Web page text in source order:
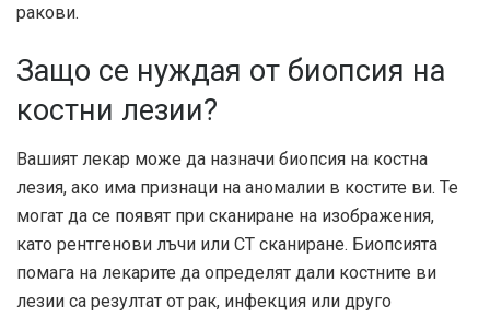
ракови.
Защо се нуждая от биопсия на
костни лезии?
Вашият лекар може да назначи биопсия на костна
лезия, ако има признаци на аномалии в костите ви. Те
могат да се появят при сканиране на изображения,
като рентгенови лъчи или CT сканиране. Биопсията
помага на лекарите да определят дали костните ви
лезии са резултат от рак, инфекция или друго